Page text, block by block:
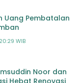
Uang Pembatalan
WIB
Noor dan